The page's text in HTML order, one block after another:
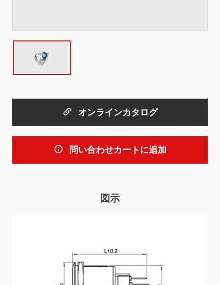
オンラインカタログ
問い合わせカートに追加
図示